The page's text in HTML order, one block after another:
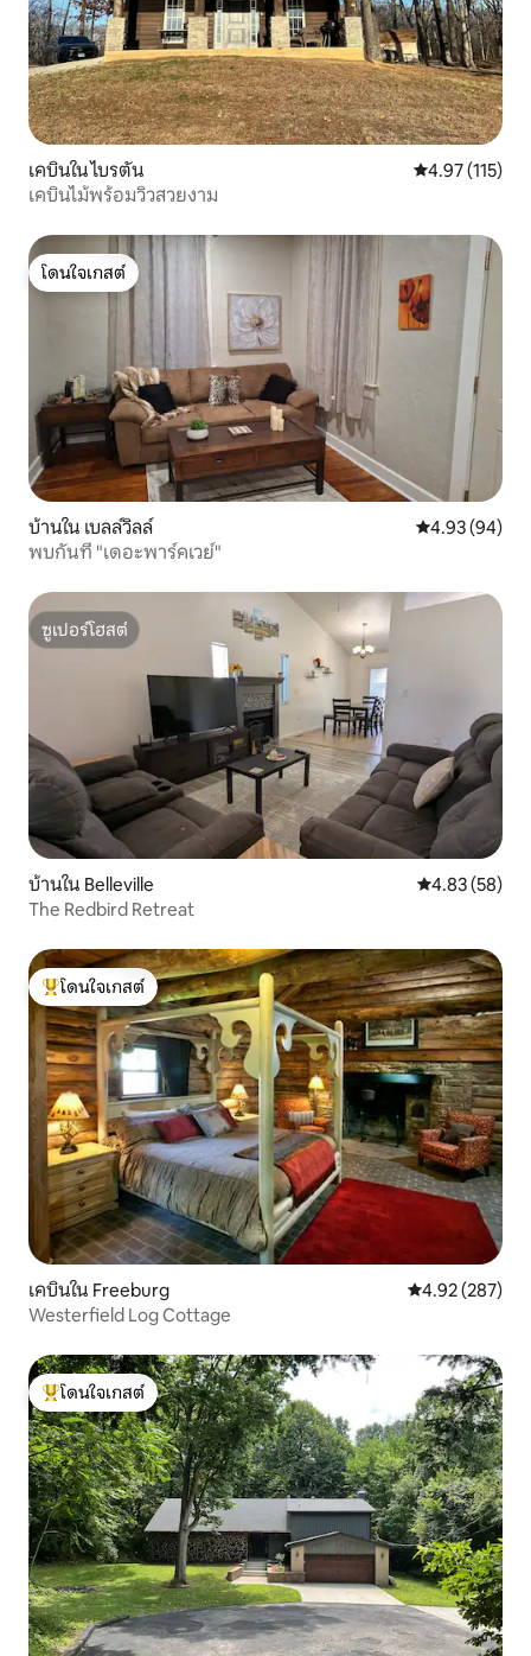
เคบินใน ไบรตัน คะแนนเฉลี่ย
4.97 (115)
เคบินไม้พร้อมวิวสวยงาม
โดนใจเกสต์
โดนใจเกสต์
บ้านใน เบลล์วิลล์ คะแนนเฉลี่ย
4.93 (94)
พบกันที่ "เดอะพาร์คเวย์"
ซูเปอร์โฮสต์
ซูเปอร์โฮสต์
บ้านใน Belleville คะแนนเฉลี่ย
4.83 (58)
The Redbird Retreat
โดนใจเกสต์ที่สุด
โดนใจเกสต์
เคบินใน Freeburg คะแนนเฉลี่ย
4.92 (287)
Westerfield Log Cottage
โดนใจเกสต์ที่สุด
โดนใจเกสต์